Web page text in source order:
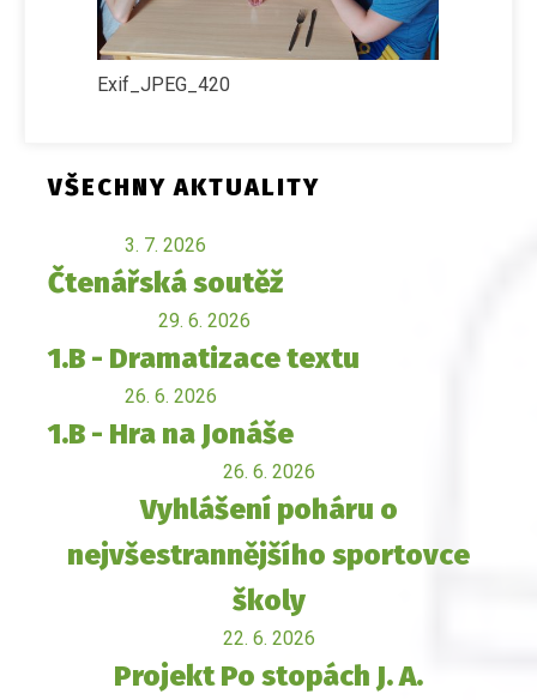
Exif_JPEG_420
VŠECHNY AKTUALITY
3. 7. 2026
Čtenářská soutěž
29. 6. 2026
1.B - Dramatizace textu
26. 6. 2026
1.B - Hra na Jonáše
26. 6. 2026
Vyhlášení poháru o
nejvšestrannějšího sportovce
školy
22. 6. 2026
Projekt Po stopách J. A.